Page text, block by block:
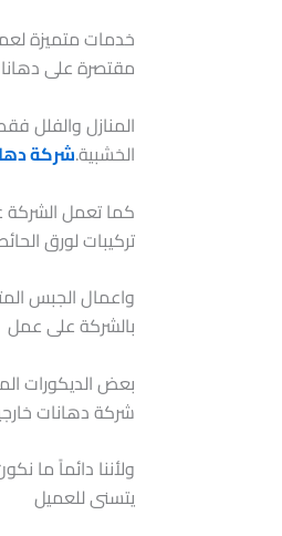
خدمات متميزة
مقتصرة على
المنازل والفلل
الخشبية.شركة
كما تعمل الشركة
تركيبات لورق
واعمال الجبس
بالشركة على عمل
بعض الديكورات
شركة دهانات
ولأننا دائماً ما
يتسنى للعميل